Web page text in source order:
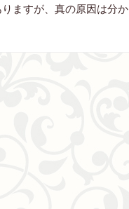
ますが、真の原因は分か